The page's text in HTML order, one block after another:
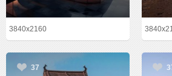
3840x2160
37